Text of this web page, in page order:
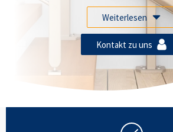
Weiterlesen
Kontakt zu uns